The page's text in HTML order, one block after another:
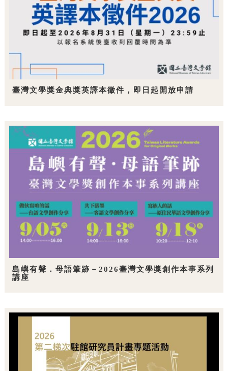
臺灣文學獎金典獎英譯本徵件，即日起開放申請
島嶼有聲．母語筆跡－2026臺灣文學獎創作本事系列
講座